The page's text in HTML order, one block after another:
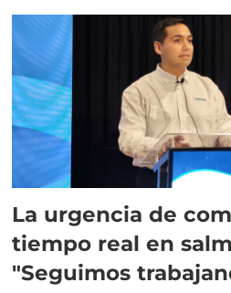
La urgencia de
tiempo real en
"Seguimos